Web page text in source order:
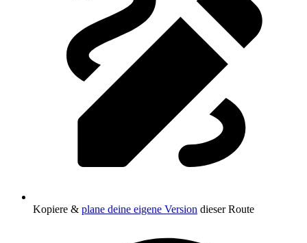
Kopiere & plane deine eigene Version dieser Route